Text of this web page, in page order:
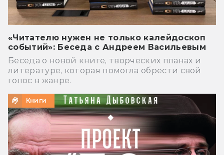
«Читателю нужен не только калейдоскоп
событий»: Беседа с Андреем Васильевым
Беседа о новой книге, творческих планах и
литературе, которая помогла обрести свой
голос в жанре.
Книги